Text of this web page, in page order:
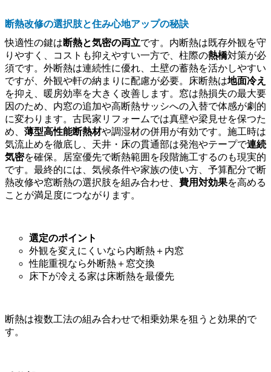
断熱改修の選択肢と住み心地アップの秘訣
快適性の鍵は断熱と気密の両立です。内断熱は既存外観を守
りやすく、コストも抑えやすい一方で、柱際の熱橋対策が必
須です。外断熱は連続性に優れ、土壁の蓄熱を活かしやすい
ですが、外観や軒の納まりに配慮が必要。床断熱は地面冷え
を抑え、暖房効率を大きく改善します。窓は熱損失の最大要
因のため、内窓の追加や高断熱サッシへの入替で体感が劇的
に変わります。古民家リフォームでは真壁や梁見せを保つた
め、 薄型高性能断熱材や調湿材の併用が有効です。施工時は
気流止めを徹底し、天井・床の貫通部は発泡やテープで連続
気密を確保。居室優先で断熱範囲を段階施工するのも現実的
です。最終的には、気候条件や家族の使い方、予算配分で断
熱改修や窓断熱の選択肢を組み合わせ、 費用対効果を高める
ことが満足度につながります。
選定のポイント
外観を変えにくいなら内断熱＋内窓
性能重視なら外断熱＋窓交換
床下が冷える家は床断熱を最優先
断熱は複数工法の組み合わせで相乗効果を狙うと効果的で
す。